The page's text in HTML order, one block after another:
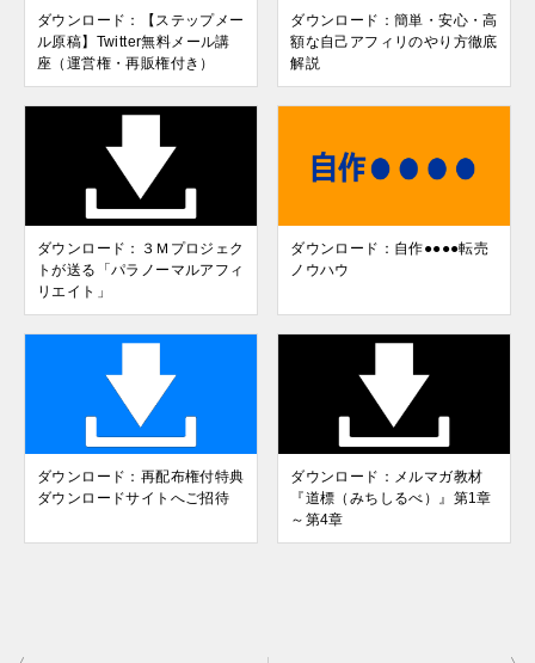
ダウンロード：【ステップメー
ル原稿】Twitter無料メール講
座（運営権・再販権付き）
ダウンロード：簡単・安心・高
額な自己アフィリのやり方徹底
解説
ダウンロード：３Ｍプロジェク
トが送る「パラノーマルアフィ
リエイト」
ダウンロード：自作●●●●転売
ノウハウ
ダウンロード：再配布権付特典
ダウンロードサイトへご招待
ダウンロード：メルマガ教材
『道標（みちしるべ）』第1章
～第4章